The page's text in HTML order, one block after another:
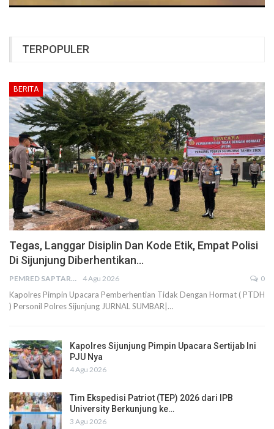
TERPOPULER
BERITA
Tegas, Langgar Disiplin Dan Kode Etik, Empat Polisi
Di Sijunjung Diberhentikan…
PEMRED SAPTARIUS 4 Agu 2026 0
Kapolres Pimpin Upacara Pemberhentian Tidak Dengan Hormat ( PTDH
) Personil Polres Sijunjung JURNAL SUMBAR|…
Kapolres Sijunjung Pimpin Upacara Sertijab Ini
PJU Nya
4 Agu 2026
Tim Ekspedisi Patriot (TEP) 2026 dari IPB
University Berkunjung ke…
3 Agu 2026